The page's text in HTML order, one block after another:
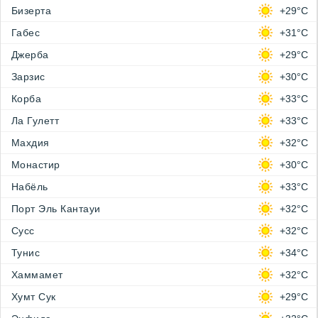
Бизерта
+29°C
Габес
+31°C
Джерба
+29°C
Зарзис
+30°C
Корба
+33°C
Ла Гулетт
+33°C
Махдия
+32°C
Монастир
+30°C
Набёль
+33°C
Порт Эль Кантауи
+32°C
Сусс
+32°C
Тунис
+34°C
Хаммамет
+32°C
Хумт Сук
+29°C